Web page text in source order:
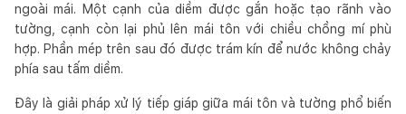
ngoài mái. Một cạnh của diềm được gắn hoặc tạo rãnh vào
tường, cạnh còn lại phủ lên mái tôn với chiều chồng mí phù
hợp. Phần mép trên sau đó được trám kín để nước không chảy
phía sau tấm diềm.
Đây là giải pháp xử lý tiếp giáp giữa mái tôn và tường phổ biến